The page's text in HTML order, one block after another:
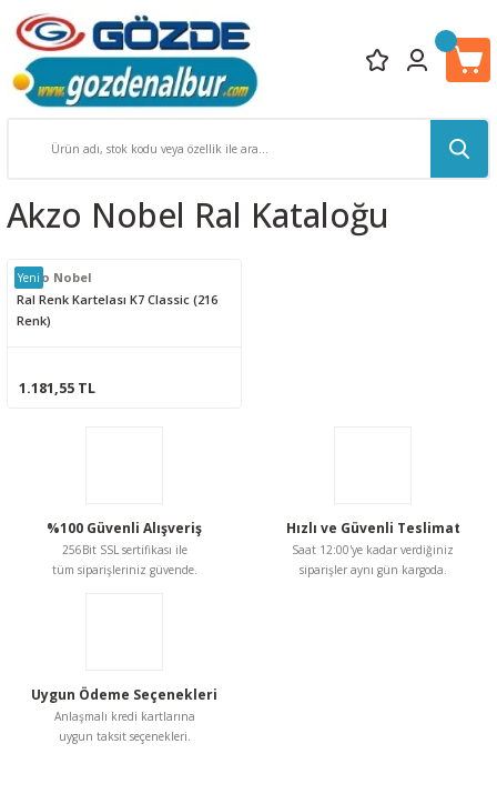
Akzo Nobel Ral Kataloğu
Yeni
Akzo Nobel
Ral Renk Kartelası K7 Classic (216
Renk)
1.181,55 TL
%100 Güvenli Alışveriş
256Bit SSL sertifikası ile
tüm siparişleriniz güvende.
Hızlı ve Güvenli Teslimat
Saat 12:00'ye kadar verdiğiniz
siparişler aynı gün kargoda.
Uygun Ödeme Seçenekleri
Anlaşmalı kredi kartlarına
uygun taksit seçenekleri.